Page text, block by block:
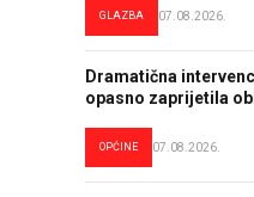
GLAZBA 07.08.2026.
Dramatična
opasno zaprijetila
OPĆINE 07.08.2026.